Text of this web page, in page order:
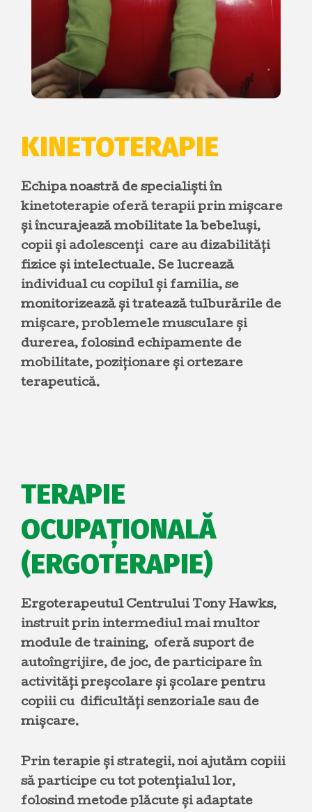
KINETOTERAPIE
Echipa noastră de specialiști în
kinetoterapie oferă terapii prin mișcare
și încurajează mobilitate la bebeluși,
copii și adolescenți care au dizabilități
fizice și intelectuale. Se lucrează
individual cu copilul și familia, se
monitorizează și tratează tulburările de
mișcare, problemele musculare și
durerea, folosind echipamente de
mobilitate, poziționare și ortezare
terapeutică.
TERAPIE
OCUPAȚIONALĂ
(ERGOTERAPIE)
Ergoterapeutul Centrului Tony Hawks,
instruit prin intermediul mai multor
module de training, oferă suport de
autoîngrijire, de joc, de participare în
activități preșcolare și școlare pentru
copiii cu dificultăți senzoriale sau de
mișcare.
Prin terapie și strategii, noi ajutăm copiii
să participe cu tot potențialul lor,
folosind metode plăcute și adaptate